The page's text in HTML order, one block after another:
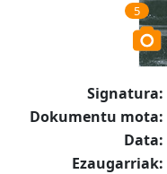
5
Signatura:
Dokumentu mota:
Data:
Ezaugarriak: